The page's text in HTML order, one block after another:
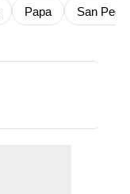
Papa San